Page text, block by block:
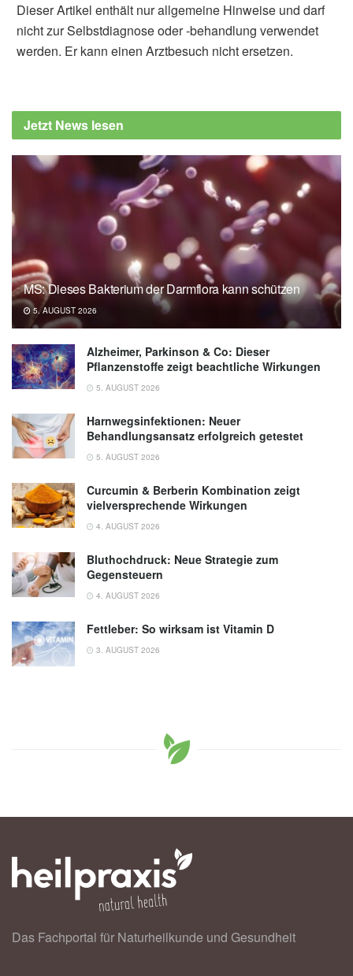
Prevent Osteoporosis?, (Abruf: 13.10.2024),
health.clevelandclinic.org
Dieser Artikel enthält nur allgemeine Hinweise und darf
nicht zur Selbstdiagnose oder -behandlung verwendet
werden. Er kann einen Arztbesuch nicht ersetzen.
Jetzt News lesen
MS: Dieses Bakterium der Darmflora kann schützen
5. AUGUST 2026
Alzheimer, Parkinson & Co: Dieser
Pflanzenstoffe zeigt beachtliche Wirkungen
5. AUGUST 2026
Harnwegsinfektionen: Neuer
Behandlungsansatz erfolgreich getestet
5. AUGUST 2026
Curcumin & Berberin Kombination zeigt
vielversprechende Wirkungen
4. AUGUST 2026
Bluthochdruck: Neue Strategie zum
Gegensteuern
4. AUGUST 2026
Fettleber: So wirksam ist Vitamin D
3. AUGUST 2026
Das Fachportal für Naturheilkunde und Gesundheit